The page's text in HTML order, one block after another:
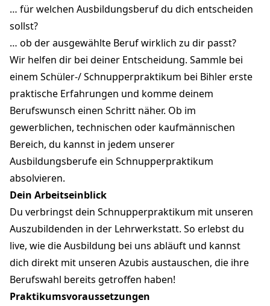
… für welchen Ausbildungsberuf du dich entscheiden
sollst?
… ob der ausgewählte Beruf wirklich zu dir passt?
Wir helfen dir bei deiner Entscheidung. Sammle bei
einem Schüler-/ Schnupperpraktikum bei Bihler erste
praktische Erfahrungen und komme deinem
Berufswunsch einen Schritt näher. Ob im
gewerblichen, technischen oder kaufmännischen
Bereich, du kannst in jedem unserer
Ausbildungsberufe ein Schnupperpraktikum
absolvieren.
Dein Arbeitseinblick
Du verbringst dein Schnupperpraktikum mit unseren
Auszubildenden in der Lehrwerkstatt. So erlebst du
live, wie die Ausbildung bei uns abläuft und kannst
dich direkt mit unseren Azubis austauschen, die ihre
Berufswahl bereits getroffen haben!
Praktikumsvoraussetzungen